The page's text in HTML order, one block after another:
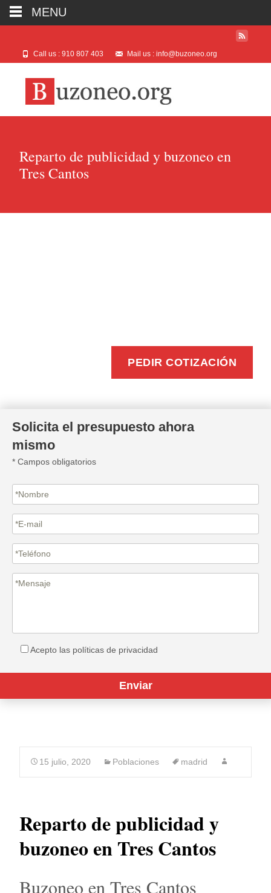
Call us : 910 807 403 Mail us : info@buzoneo.org
Reparto de publicidad y buzoneo en
Tres Cantos
PEDIR COTIZACIÓN
Solicita el presupuesto ahora
mismo
* Campos obligatorios
Acepto las políticas de privacidad
15 julio, 2020 Poblaciones madrid
Reparto de publicidad y
buzoneo en Tres Cantos
Buzoneo en Tres Cantos
MENU